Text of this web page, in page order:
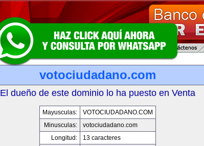
votociudadano.com
El dueño de este dominio lo ha puesto en Venta
Mayusculas:
VOTOCIUDADANO.COM
Minusculas:
votociudadano.com
Longitud:
13 caracteres